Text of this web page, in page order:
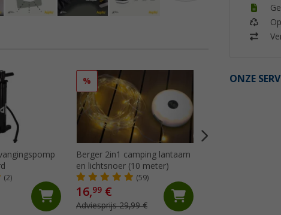
ONZE
(2)
%
Berger 2in1 camping lantaarn
en lichtsnoer (10 meter)
(59)
16,99 €
Adviesprijs 29,99 €